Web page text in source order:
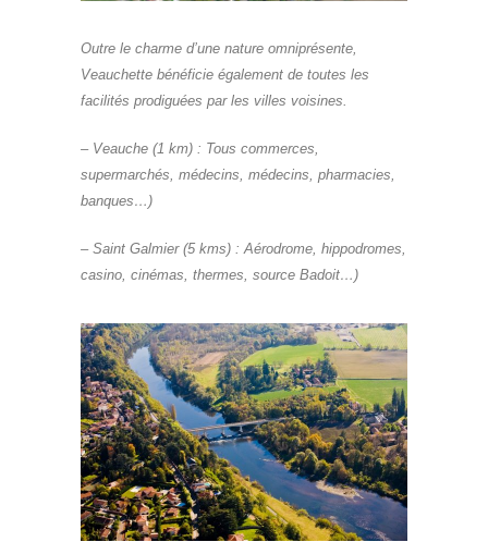
Outre le charme d’une nature omniprésente,
Veauchette bénéficie également de toutes les
facilités prodiguées par les villes voisines.
– Veauche (1 km) : Tous commerces,
supermarchés, médecins, médecins, pharmacies,
banques…)
– Saint Galmier (5 kms) : Aérodrome, hippodromes,
casino, cinémas, thermes, source Badoit…)